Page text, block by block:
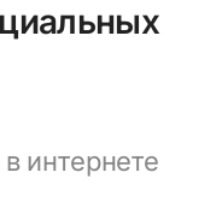
интернете